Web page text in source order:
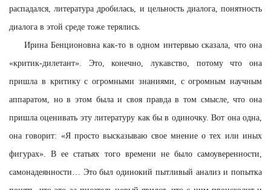
распадался, литература дробилась, и цельность диалога, понятность
диалога в этой среде тоже терялись.
Ирина Бенционовна как-то в одном интервью сказала, что она
«критик-дилетант». Это, конечно, лукавство, потому что она
пришла в критику с огромными знаниями, с огромным научным
аппаратом, но в этом была и своя правда в том смысле, что она
пришла оценивать эту литературу как бы в одиночку. Вот она одна,
она говорит: «Я просто высказываю свое мнение о тех или иных
фигурах». В ее статьях того времени не было самоуверенности,
самонадеянности… Это был одинокий пытливый анализ и попытка